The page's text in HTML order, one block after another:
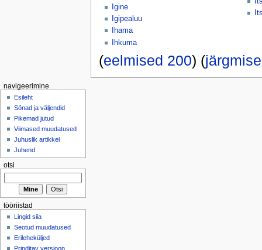
Igine
Igipealuu
Ihama
Ihkuma
(eelmised 200) (
navigeerimine
Esileht
Sõnad ja väljendid
Pikemad jutud
Viimased muudatused
Juhuslik artikkel
Juhend
otsi
tööriistad
Lingid siia
Seotud muudatused
Erileheküljed
Prinditav versioon